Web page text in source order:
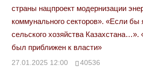
страны нацпроект модернизации
коммунального секторов». «Если бы
сельского хозяйства
был приближен к власти»
27.01.2025 12:00 40536